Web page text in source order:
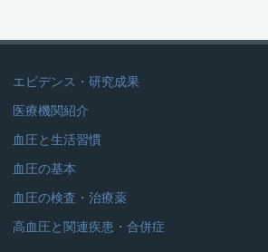
エビデンス・研究成果
医療機関紹介
血圧と生活習慣
血圧の基本
血圧の検査・治療薬
高血圧と関連疾患・合併症